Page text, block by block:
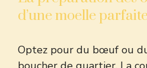
d’une moelle
Optez pour du bœuf ou